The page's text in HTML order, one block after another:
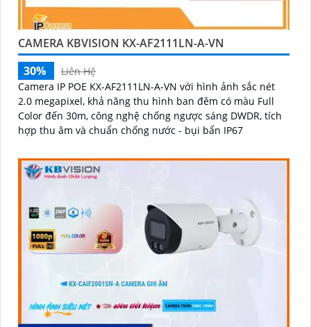
CAMERA KBVISION KX-AF2111LN-A-VN
30%
Liên Hệ
Camera IP POE KX-AF2111LN-A-VN với hình ảnh sắc nét
2.0 megapixel, khả năng thu hình ban đêm có màu Full
Color đến 30m, công nghệ chống ngược sáng DWDR, tích
hợp thu âm và chuẩn chống nước - bụi bẩn IP67